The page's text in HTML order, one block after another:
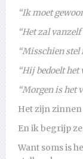
“Ik moet
“Het zal
“Misschien stel
“Hij bedoelt het
“Morgen is het
Het zijn
En ik begrijp
Want soms is